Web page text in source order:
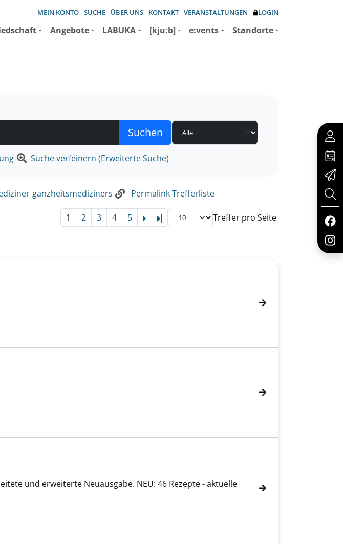
MEIN KONTO SUCHE ÜBER UNS KONTAKT VERANSTALTUNGEN LOGIN
Angebote LABUKA [kju:b] e:vents Standorte
Suche verfeinern (Erweiterte Suche)
ganzheitsmediziners Permalink Trefferliste
1 2 3 4 5 Letzte Seite Treffer pro Seite
und erweiterte Neuausgabe. NEU: 46 Rezepte - aktuelle